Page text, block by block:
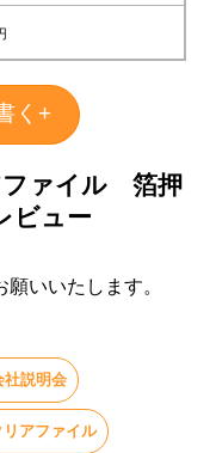
カートへ進む
く+
ァイル 箔押
ビュー
いいたします。
社説明会
リアファイル